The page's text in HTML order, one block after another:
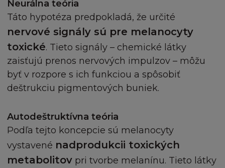
Neurálna teória
Táto hypotéza predpokladá, že určité
nervové signály sú pre melanocyty
toxické. Tieto signály – chemické látky
zaisťujú prenos nervových impulzov – môžu
byť v rozpore s ich funkciou a spôsobiť
deštrukciu pigmentových buniek.
Autodeštruktívna teória
Podľa tejto koncepcie sú melanocyty
vystavené nadprodukcii toxických
metabolitov pri tvorbe melanínu. Tieto látky
takovéto informace a pokud již žádné další kopie
této tištěné verze nebudou provedeny
(ii) využijete staženou nebo vytištěnou kopii
pouze k osobnímu a nekomerčnímu účelu, a
(iii) zachováte u takto pořízené kopie všechna
prohlášení a informace o autorských právech, s
tím, že budete nadále vázán(a) těmito
Dále není dovoleno nabízet k prodeji, nebo
prodávat nebo šířit Obsah nebo jeho část přes
jakékoliv informační kanály (včetně šíření
televizním nebo rádiovým vysíláním, nebo